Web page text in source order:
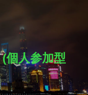
個人参加型